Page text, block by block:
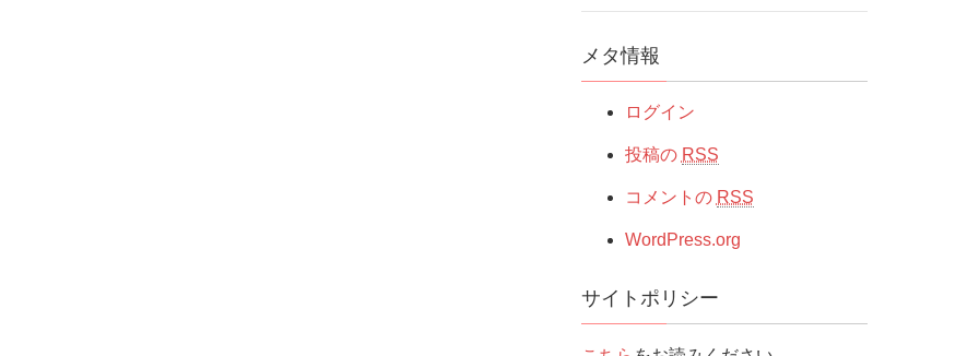
メタ情報
ログイン
投稿の RSS
コメントの RSS
WordPress.org
サイトポリシー